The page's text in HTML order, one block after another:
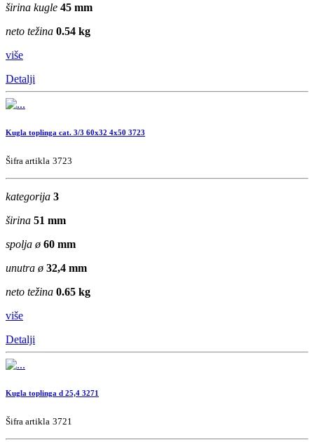
širina kugle 45 mm
neto težina 0.54 kg
više
Detalji
Kugla toplinga cat. 3/3 60x32 4x50 3723
Šifra artikla 3723
kategorija 3
širina 51 mm
spolja ø 60 mm
unutra ø 32,4 mm
neto težina 0.65 kg
više
Detalji
Kugla toplinga d 25,4 3271
Šifra artikla 3721